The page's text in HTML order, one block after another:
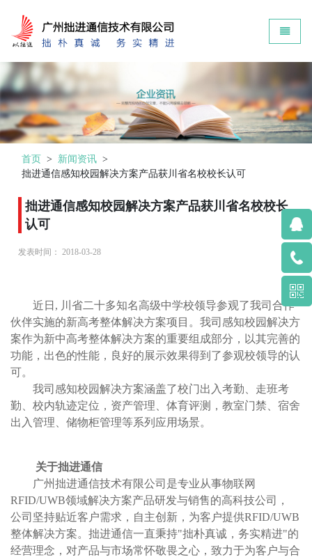
Zokin - go to homepage
Toggle
首页 > 新闻资讯 >
拙进通信感知校园解决方案产品获川省名校校长认可
拙进通信感知校园解决方案产品获川省名校校长
认可
发表时间： 2018-03-28
近日, 川省二十多知名高级中学校领导参观了我司合作
伙伴实施的新高考整体解决方案项目。我司感知校园解决方
案作为新中高考整体解决方案的重要组成部分，以其完善的
功能，出色的性能，良好的展示效果得到了参观校领导的认
可。
我司感知校园解决方案涵盖了校门出入考勤、走班考
勤、校内轨迹定位，资产管理、体育评测，教室门禁、宿舍
出入管理、储物柜管理等系列应用场景。
关于拙进通信
广州拙进通信技术有限公司是专业从事物联网
RFID/UWB领域解决方案产品研发与销售的高科技公司，
公司坚持贴近客户需求，自主创新，为客户提供RFID/UWB
整体解决方案。拙进通信一直秉持"拙朴真诚，务实精进"的
经营理念，对产品与市场常怀敬畏之心，致力于为客户与合